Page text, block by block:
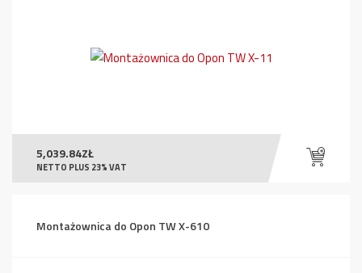
5,039.84ZŁ
NETTO PLUS 23% VAT
Montażownica do Opon TW X-610